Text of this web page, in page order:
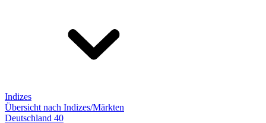
Indizes
Übersicht nach Indizes/Märkten
Deutschland 40